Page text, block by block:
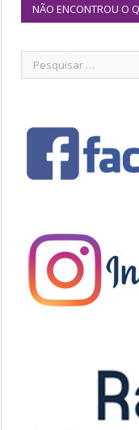
NÃO ENCONTROU O